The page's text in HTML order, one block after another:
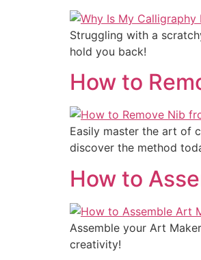
Struggling with a
hold you back!
How to
Easily master the art of
discover the method
How to
Assemble your Art
creativity!